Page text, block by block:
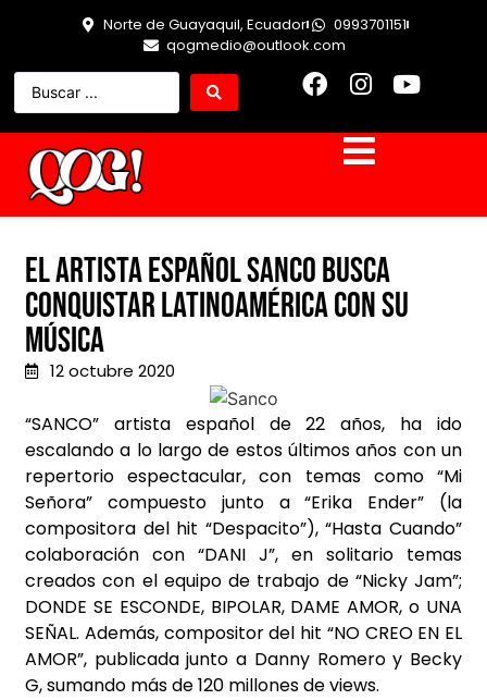
Norte de Guayaquil, Ecuador
0993701151
qogmedio@outlook.com
El artista español Sanco busca
conquistar Latinoamérica con su
música
12 octubre 2020
“SANCO” artista español de 22 años, ha ido
escalando a lo largo de estos últimos años con un
repertorio espectacular, con temas como “Mi
Señora” compuesto junto a “Erika Ender” (la
compositora del hit “Despacito”), “Hasta Cuando”
colaboración con “DANI J”, en solitario temas
creados con el equipo de trabajo de “Nicky Jam”;
DONDE SE ESCONDE, BIPOLAR, DAME AMOR, o UNA
SEÑAL. Además, compositor del hit “NO CREO EN EL
AMOR”, publicada junto a Danny Romero y Becky
G, sumando más de 120 millones de views.